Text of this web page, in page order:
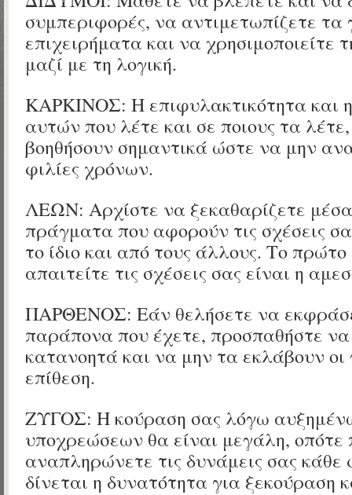
συμπεριφορές, να αντιμετωπίζετε τα
επιχειρήματα και να χρησιμοποιείτε
μαζί με τη λογική.
ΚΑΡΚΙΝΟΣ: Η επιφυλακτικότητα και η
αυτών που λέτε και σε ποιους τα
βοηθήσουν σημαντικά ώστε να μην
φιλίες χρόνων.
ΛΕΩΝ: Αρχίστε να ξεκαθαρίζετε
πράγματα που αφορούν τις σχέσεις
το ίδιο και από τους άλλους. Το
απαιτείτε τις σχέσεις σας είναι η
ΠΑΡΘΕΝΟΣ: Εάν θελήσετε να
παράπονα που έχετε, προσπαθήστε να
κατανοητά και να μην τα εκλάβουν
επίθεση.
ΖΥΓΟΣ: Η κούραση σας λόγω
υποχρεώσεων θα είναι μεγάλη, οπότε
αναπληρώνετε τις δυνάμεις σας
δίνεται η δυνατότητα για ξεκούραση